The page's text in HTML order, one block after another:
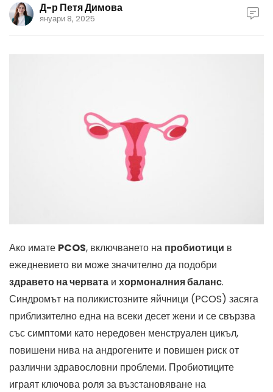
Д-р Петя Димова
януари 8, 2025
Ако имате PCOS, включването на пробиотици в
ежедневието ви може значително да подобри
здравето на червата и хормоналния баланс.
Синдромът на поликистозните яйчници (PCOS) засяга
приблизително една на всеки десет жени и се свързва
със симптоми като нередовен менструален цикъл,
повишени нива на андрогените и повишен риск от
различни здравословни проблеми. Пробиотиците
играят ключова роля за възстановяване на